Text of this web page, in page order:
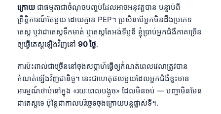
ក្រោយ ជាធម្មតាជាចំណុចបញ្ចប់ដែលអាចអនុវត្តបាន បន្ទាប់ពី
ព្រឹត្តិការណ៍តែមួយ ដោយគ្មាន PEP។ ប្រសិនបើអ្នកមិនដឹងប្រភេទ
តេស្ត ឬវាជាតេស្តទឹកមាត់ ឬតេស្តតែអង់ទីបូឌី ខ្ញុំប្រាប់អ្នកជំងឺភាគច្រើន
ឲ្យធ្វើតេស្តឡើងវិញនៅ 90 ថ្ងៃ.
ការប៉ះពាល់ជាច្រើននៅចុងសប្តាហ៍ធ្វើឲ្យកំណត់ពេលវេលាត្រូវបាន
កំណត់ឡើងវិញជានិច្ច។ នេះជាហេតុផលមួយដែលអ្នកជំងឺខ្លះមាន
អារម្មណ៍ថាប់នៅក្នុង «រយៈពេលបង្អួច» ដែលមិនចប់ — បញ្ហាមិនមែន
ជាតេស្តទេ ប៉ុន្តែជាកាលបរិច្ឆេទចុងក្រោយបន្តផ្លាស់ទី។.
Català
Қазақ тілі
Suomi
Slovenčina
كوردی‎
پښتو